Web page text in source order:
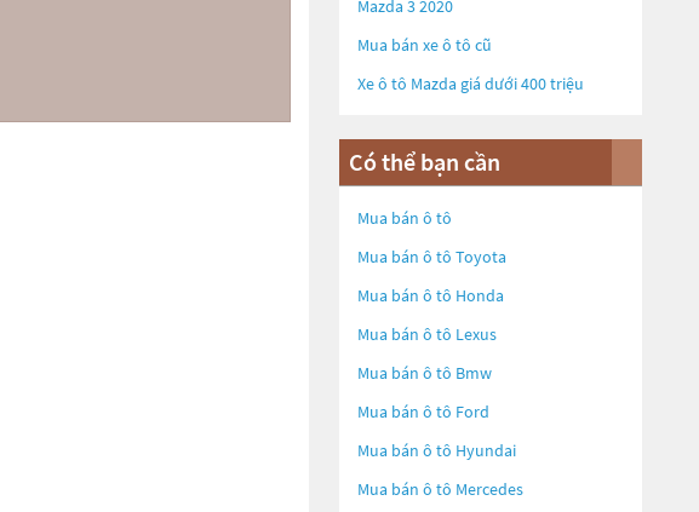
Mazda 3 2020
Mua bán xe ô tô cũ
Xe ô tô Mazda giá dưới 400 triệu
Có thể bạn cần
Mua bán ô tô
Mua bán ô tô Toyota
Mua bán ô tô Honda
Mua bán ô tô Lexus
Mua bán ô tô Bmw
Mua bán ô tô Ford
Mua bán ô tô Hyundai
Mua bán ô tô Mercedes